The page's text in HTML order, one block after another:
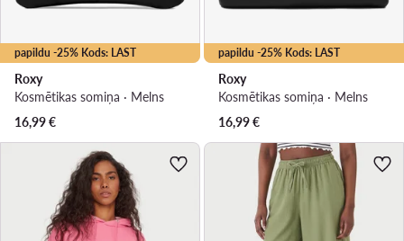
papildu -25% Kods: LAST
Roxy
Kosmētikas somiņa · Melns
16,99€
papildu -25% Kods: LAST
Roxy
Kosmētikas somiņa · Melns
16,99€